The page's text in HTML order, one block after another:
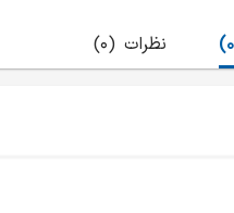
(0) نظرات